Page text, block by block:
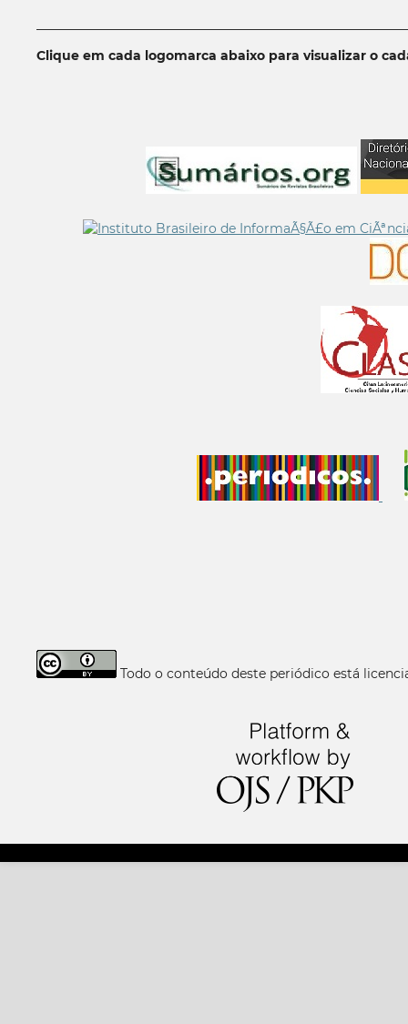
Clique em cada logomarca abaixo para visualizar o
Todo o conteúdo deste periódico está